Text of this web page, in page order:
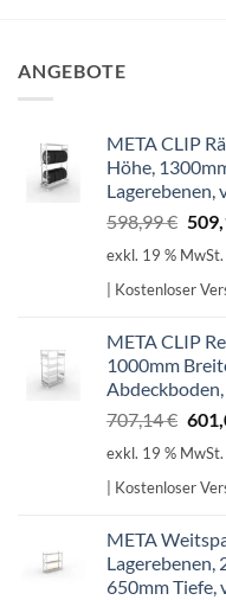
ANGEBOTE
META CLIP
Höhe,
Lagerebenen,
598,99€
Preis
exkl. 19 % MwSt.
| Kostenloser
META CLIP
1000mm
707,14€
Preis
exkl. 19 % MwSt.
| Kostenloser
META
Lagerebenen,
650mm Tiefe,